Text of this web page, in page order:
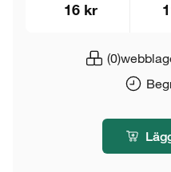
(0)
16 kr